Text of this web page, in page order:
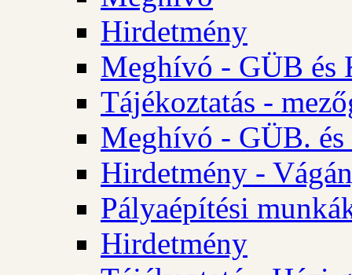
Hirdetmény
Meghívó - GÜB és
Tájékoztatás -
Meghívó - GÜB.
Hirdetmény -
Pályaépítési
Hirdetmény